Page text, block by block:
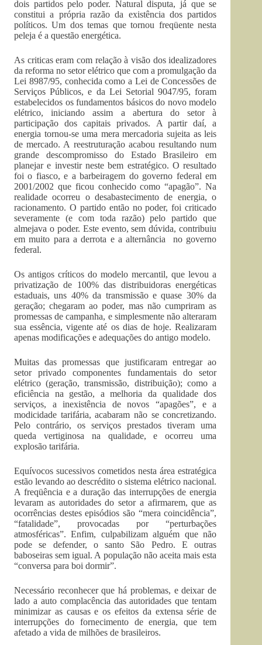
dois partidos pelo poder. Natural disputa, já que se
constitui a própria razão da existência dos partidos
políticos. Um dos temas que tornou freqüente nesta
peleja é a questão energética.
As criticas eram com relação à visão dos idealizadores
da reforma no setor elétrico que com a promulgação da
Lei 8987/95, conhecida como a Lei de Concessões de
Serviços Públicos, e da Lei Setorial 9047/95, foram
estabelecidos os fundamentos básicos do novo modelo
elétrico, iniciando assim a abertura do setor à
participação dos capitais privados. A partir daí, a
energia tornou-se uma mera mercadoria sujeita as leis
de mercado. A reestruturação acabou resultando num
grande descompromisso do Estado Brasileiro em
planejar e investir neste bem estratégico. O resultado
foi o fiasco, e a barbeiragem do governo federal em
2001/2002 que ficou conhecido como “apagão”. Na
realidade ocorreu o desabastecimento de energia, o
racionamento. O partido então no poder, foi criticado
severamente (e com toda razão) pelo partido que
almejava o poder. Este evento, sem dúvida, contribuiu
em muito para a derrota e a alternância no governo
federal.
Os antigos críticos do modelo mercantil, que levou a
privatização de 100% das distribuidoras energéticas
estaduais, uns 40% da transmissão e quase 30% da
geração; chegaram ao poder, mas não cumpriram as
promessas de campanha, e simplesmente não alteraram
sua essência, vigente até os dias de hoje. Realizaram
apenas modificações e adequações do antigo modelo.
Muitas das promessas que justificaram entregar ao
setor privado componentes fundamentais do setor
elétrico (geração, transmissão, distribuição); como a
eficiência na gestão, a melhoria da qualidade dos
serviços, a inexistência de novos “apagões”, e a
modicidade tarifária, acabaram não se concretizando.
Pelo contrário, os serviços prestados tiveram uma
queda vertiginosa na qualidade, e ocorreu uma
explosão tarifária.
Equívocos sucessivos cometidos nesta área estratégica
estão levando ao descrédito o sistema elétrico nacional.
A freqüência e a duração das interrupções de energia
levaram as autoridades do setor a afirmarem, que as
ocorrências destes episódios são “mera coincidência”,
“fatalidade”, provocadas por “perturbações
atmosféricas”. Enfim, culpabilizam alguém que não
pode se defender, o santo São Pedro. E outras
baboseiras sem igual. A população não aceita mais esta
“conversa para boi dormir”.
Necessário reconhecer que há problemas, e deixar de
lado a auto complacência das autoridades que tentam
minimizar as causas e os efeitos da extensa série de
interrupções do fornecimento de energia, que tem
afetado a vida de milhões de brasileiros.